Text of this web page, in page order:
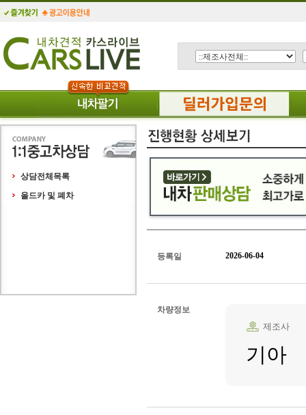
상담전체목록
올드카 및 폐차
등록일 2026-06-04
차량정보
제조사
기아